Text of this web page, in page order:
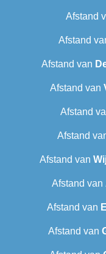
Afstand
Afstand
Afstand van
Afstand van
Afstand
Afstand
Afstand van
Afstand van
Afstand van
Afstand van